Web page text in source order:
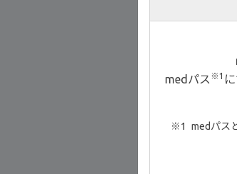
medパス ※1
medパス